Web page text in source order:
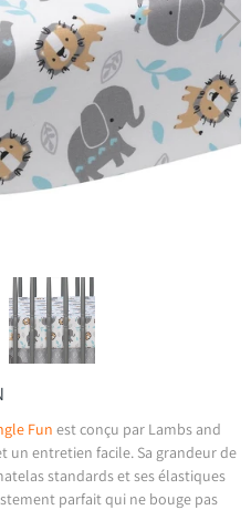
Fun est conçu par Lambs and
un entretien facile. Sa grandeur de
standards et ses élastiques
parfait qui ne bouge pas